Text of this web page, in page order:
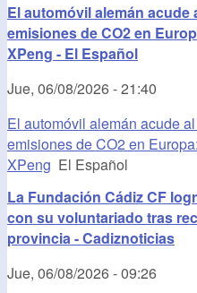
El automóvil alemán
emisiones de CO2 en
XPeng - El Español
Jue, 06/08/2026 - 21:40
El automóvil alemán acude
emisiones de CO2 en
XPeng El Español
La Fundación Cádiz CF
con su voluntariado tras
provincia - Cadiznoticias
Jue, 06/08/2026 - 09:26